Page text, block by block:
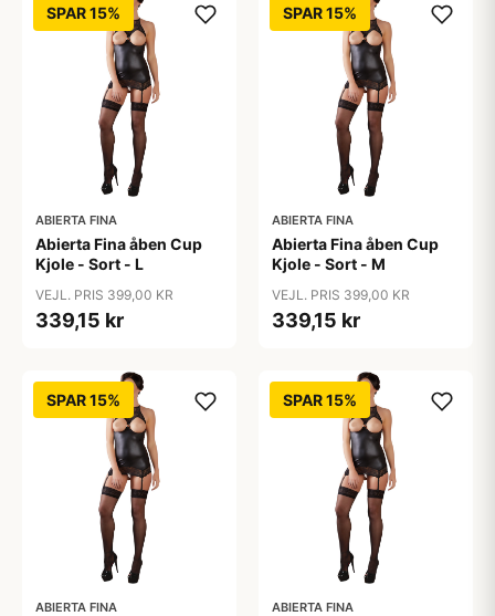
SPAR 15%
ABIERTA FINA
Abierta Fina åben Cup
Kjole - Sort - L
VEJL. PRIS 399,00 KR
339,15 kr
SPAR 15%
ABIERTA FINA
Abierta Fina åben Cup
Kjole - Sort - M
VEJL. PRIS 399,00 KR
339,15 kr
SPAR 15%
ABIERTA FINA
SPAR 15%
ABIERTA FINA